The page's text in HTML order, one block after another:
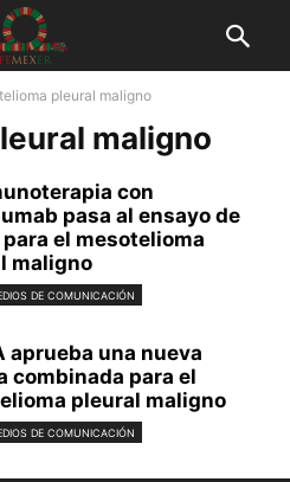
pleural maligno
maligno
con
pasa al ensayo de
el mesotelioma
maligno
DE COMUNICACIÓN
aprueba una nueva
combinada para el
pleural maligno
DE COMUNICACIÓN